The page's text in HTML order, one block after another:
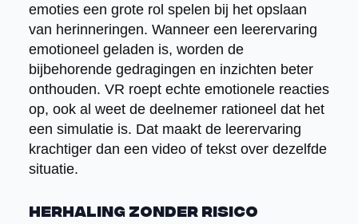
emoties een grote rol spelen bij het opslaan
van herinneringen. Wanneer een leerervaring
emotioneel geladen is, worden de
bijbehorende gedragingen en inzichten beter
onthouden. VR roept echte emotionele reacties
op, ook al weet de deelnemer rationeel dat het
een simulatie is. Dat maakt de leerervaring
krachtiger dan een video of tekst over dezelfde
situatie.
Herhaling zonder risico